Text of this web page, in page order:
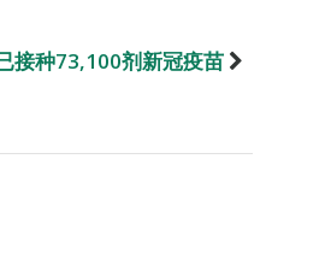
接种73,100剂新冠疫苗